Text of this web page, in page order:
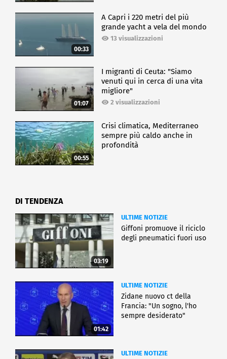
00:33
A Capri i 220 metri del più
grande yacht a vela del mondo
13 visualizzazioni
01:07
I migranti di Ceuta: "Siamo
venuti qui in cerca di una vita
migliore"
2 visualizzazioni
00:55
Crisi climatica, Mediterraneo
sempre più caldo anche in
profondità
DI TENDENZA
03:19
ULTIME NOTIZIE
Giffoni promuove il riciclo
degli pneumatici fuori uso
01:42
ULTIME NOTIZIE
Zidane nuovo ct della
Francia: "Un sogno, l'ho
sempre desiderato"
ULTIME NOTIZIE